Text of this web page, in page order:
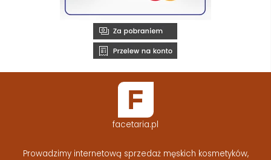
facetaria.pl
Prowadzimy internetową sprzedaż męskich kosmetyków,